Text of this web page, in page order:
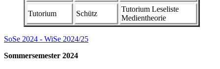
Tutorium Schütz
Tutorium Leseliste
Medientheorie
SoSe 2024 - WiSe 2024/25
Sommersemester 2024